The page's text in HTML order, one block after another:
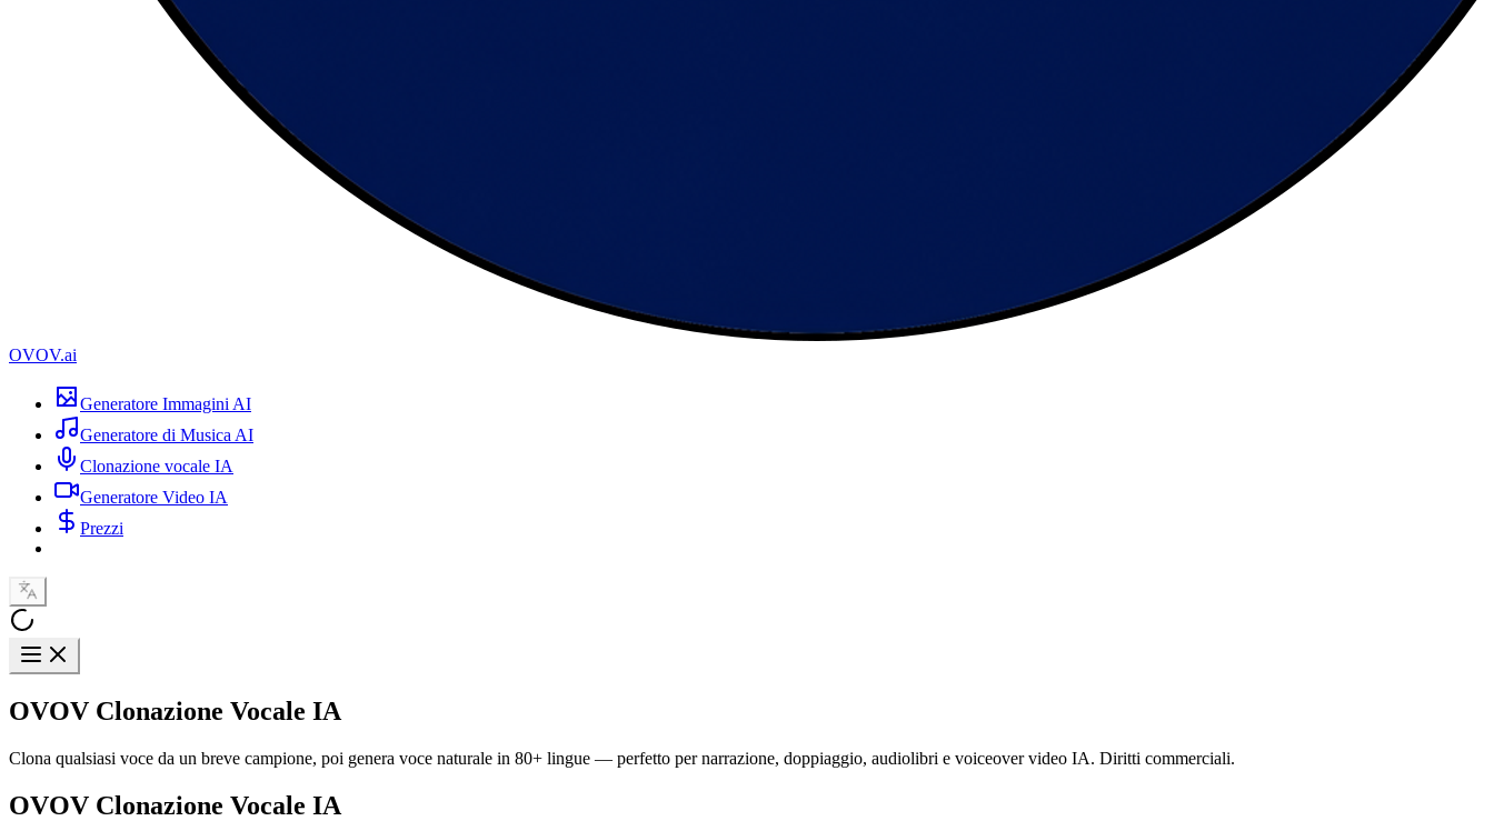
OVOV.ai
Generatore Immagini AI
Generatore di Musica AI
Clonazione vocale IA
Generatore Video IA
Prezzi
OVOV Clonazione Vocale IA
Clona qualsiasi voce da un breve campione, poi genera voce naturale in 80+ lingue — perfetto per narrazione, doppiaggio, audiolibri e voiceover video IA. Diritti commerciali.
OVOV Clonazione Vocale IA